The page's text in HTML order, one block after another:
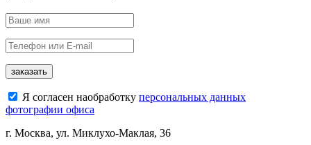
заказать
Я согласен наобработку персональных данных
фотографии офиса
г. Москва, ул. Миклухо-Маклая, 36